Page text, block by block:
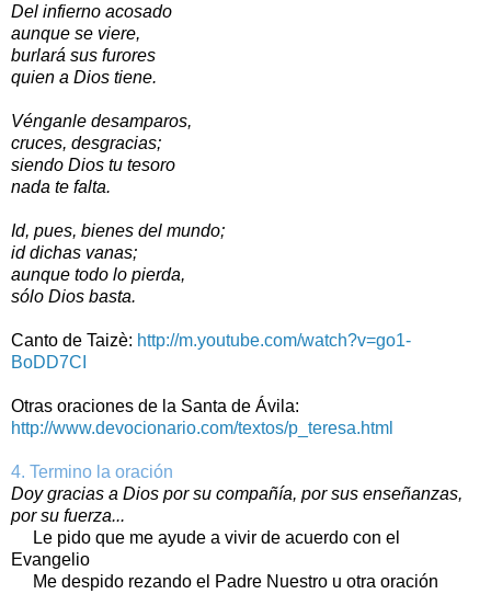
Del infierno acosado
aunque se viere,
burlará sus furores
quien a Dios tiene.
Vénganle desamparos,
cruces, desgracias;
siendo Dios tu tesoro
nada te falta.
Id, pues, bienes del mundo;
id dichas vanas;
aunque todo lo pierda,
sólo Dios basta.
Canto de Taizè: http://m.youtube.com/watch?v=go1-
BoDD7CI
Otras oraciones de la Santa de Ávila:
http://www.devocionario.com/textos/p_teresa.html
4. Termino la oración
Doy gracias a Dios por su compañía, por sus enseñanzas,
por su fuerza...
Le pido que me ayude a vivir de acuerdo con el
Evangelio
Me despido rezando el Padre Nuestro u otra oración